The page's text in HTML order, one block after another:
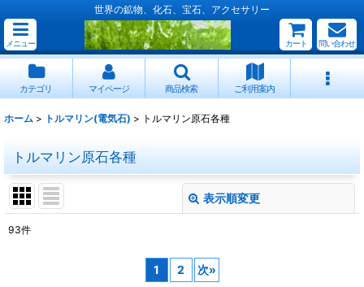
世界の鉱物、化石、宝石、アクセサリー
メニュー カート 問い合わせ
カテゴリ マイページ 商品検索 ご利用案内
ホーム > トルマリン(電気石) > トルマリン原石各種
トルマリン原石各種
表示順変更
93件
1 2 次»